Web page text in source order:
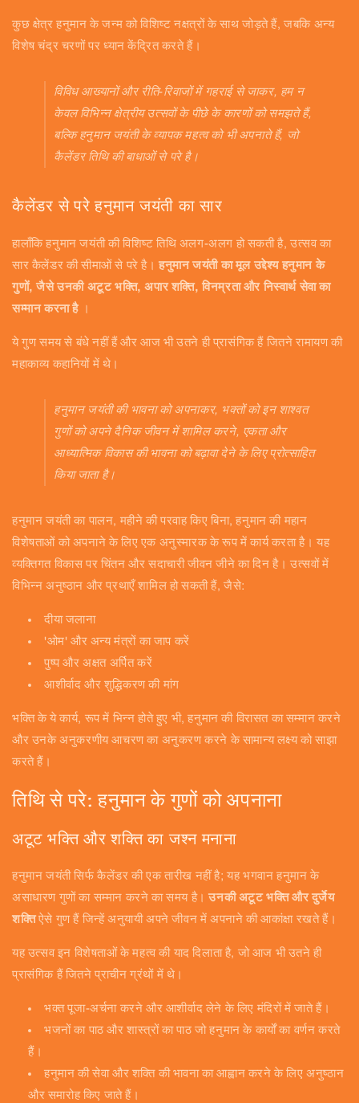
कुछ क्षेत्र हनुमान के जन्म को विशिष्ट नक्षत्रों के साथ जोड़ते हैं, जबकि अन्य
विशेष चंद्र चरणों पर ध्यान केंद्रित करते हैं।
विविध आख्यानों और रीति-रिवाजों में गहराई से जाकर, हम न
केवल विभिन्न क्षेत्रीय उत्सवों के पीछे के कारणों को समझते हैं,
बल्कि हनुमान जयंती के व्यापक महत्व को भी अपनाते हैं, जो
कैलेंडर तिथि की बाधाओं से परे है।
कैलेंडर से परे हनुमान जयंती का सार
हालाँकि हनुमान जयंती की विशिष्ट तिथि अलग-अलग हो सकती है, उत्सव का
सार कैलेंडर की सीमाओं से परे है।हनुमान जयंती का मूल उद्देश्य हनुमान के
गुणों, जैसे उनकी अटूट भक्ति, अपार शक्ति, विनम्रता और निस्वार्थ सेवा का
सम्मान करना है ।
ये गुण समय से बंधे नहीं हैं और आज भी उतने ही प्रासंगिक हैं जितने रामायण की
महाकाव्य कहानियों में थे।
हनुमान जयंती की भावना को अपनाकर, भक्तों को इन शाश्वत
गुणों को अपने दैनिक जीवन में शामिल करने, एकता और
आध्यात्मिक विकास की भावना को बढ़ावा देने के लिए प्रोत्साहित
किया जाता है।
हनुमान जयंती का पालन, महीने की परवाह किए बिना, हनुमान की महान
विशेषताओं को अपनाने के लिए एक अनुस्मारक के रूप में कार्य करता है। यह
व्यक्तिगत विकास पर चिंतन और सदाचारी जीवन जीने का दिन है। उत्सवों में
विभिन्न अनुष्ठान और प्रथाएँ शामिल हो सकती हैं, जैसे:
दीया जलाना
'ओम' और अन्य मंत्रों का जाप करें
पुष्प और अक्षत अर्पित करें
आशीर्वाद और शुद्धिकरण की मांग
भक्ति के ये कार्य, रूप में भिन्न होते हुए भी, हनुमान की विरासत का सम्मान करने
और उनके अनुकरणीय आचरण का अनुकरण करने के सामान्य लक्ष्य को साझा
करते हैं।
तिथि से परे: हनुमान के गुणों को अपनाना
अटूट भक्ति और शक्ति का जश्न मनाना
हनुमान जयंती सिर्फ कैलेंडर की एक तारीख नहीं है; यह भगवान हनुमान के
असाधारण गुणों का सम्मान करने का समय है।उनकी अटूट भक्ति और दुर्जेय
शक्तिऐसे गुण हैं जिन्हें अनुयायी अपने जीवन में अपनाने की आकांक्षा रखते हैं।
यह उत्सव इन विशेषताओं के महत्व की याद दिलाता है, जो आज भी उतने ही
प्रासंगिक हैं जितने प्राचीन ग्रंथों में थे।
भक्त पूजा-अर्चना करने और आशीर्वाद लेने के लिए मंदिरों में जाते हैं।
भजनों का पाठ और शास्त्रों का पाठ जो हनुमान के कार्यों का वर्णन करते
हैं।
हनुमान की सेवा और शक्ति की भावना का आह्वान करने के लिए अनुष्ठान
और समारोह किए जाते हैं।